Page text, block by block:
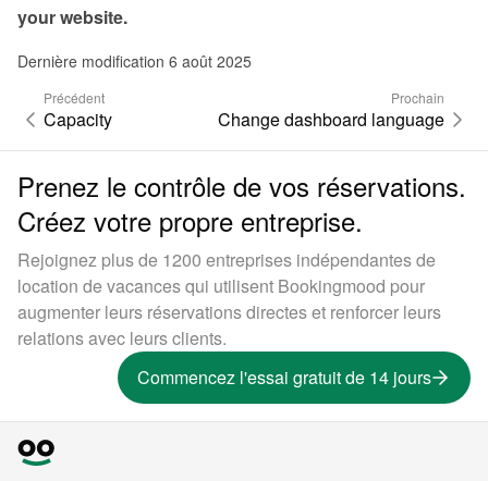
your website.
Dernière modification 6 août 2025
Précédent
Capacity
Prochain
Change dashboard language
Prenez le contrôle de vos réservations.
Créez votre propre entreprise.
Rejoignez plus de 1200 entreprises indépendantes de
location de vacances qui utilisent Bookingmood pour
augmenter leurs réservations directes et renforcer leurs
relations avec leurs clients.
Commencez l'essai gratuit de 14 jours